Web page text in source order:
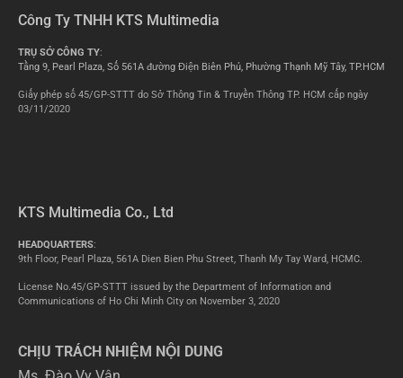
Công Ty TNHH KTS Multimedia
TRỤ SỞ CÔNG TY:
Tầng 9, Pearl Plaza, Số 561A đường Điện Biên Phủ, Phường Thạnh Mỹ Tây, TP.HCM
Giấy phép số 45/GP-STTT do Sở Thông Tin & Truyền Thông TP. HCM cấp ngày
03/11/2020
KTS Multimedia Co., Ltd
HEADQUARTERS:
9th Floor, Pearl Plaza, 561A Dien Bien Phu Street, Thanh My Tay Ward, HCMC.
License No.45/GP-STTT issued by the Department of Information and
Communications of Ho Chi Minh City on November 3, 2020
CHỊU TRÁCH NHIỆM NỘI DUNG